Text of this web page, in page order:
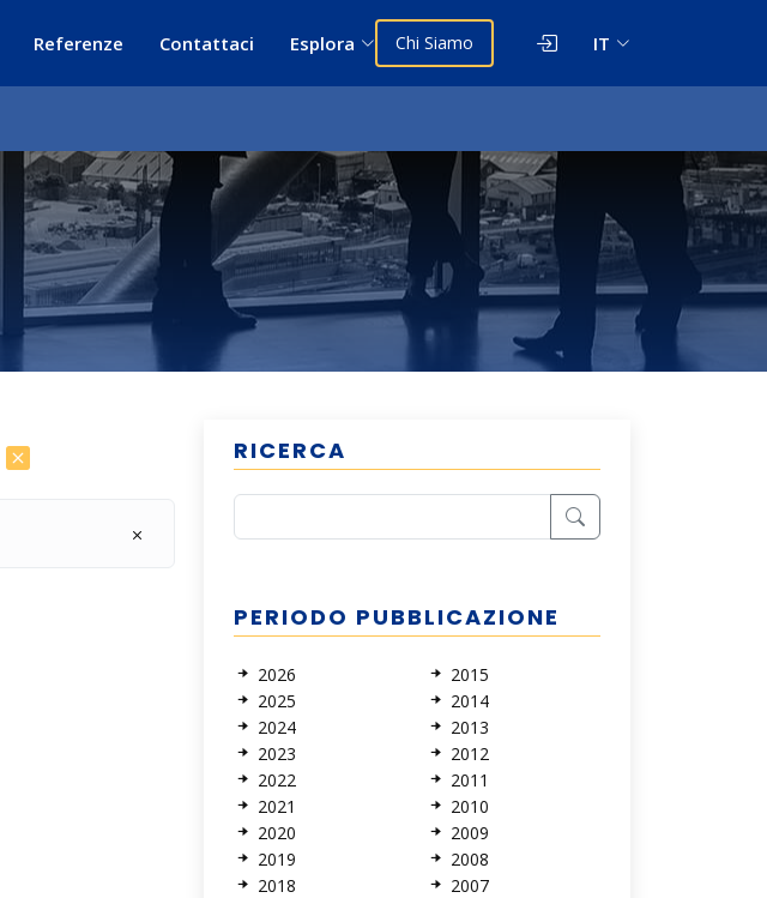
Referenze Contattaci Esplora Chi Siamo IT
RICERCA
PERIODO PUBBLICAZIONE
2026
2025
2024
2023
2022
2021
2020
2019
2018
2015
2014
2013
2012
2011
2010
2009
2008
2007